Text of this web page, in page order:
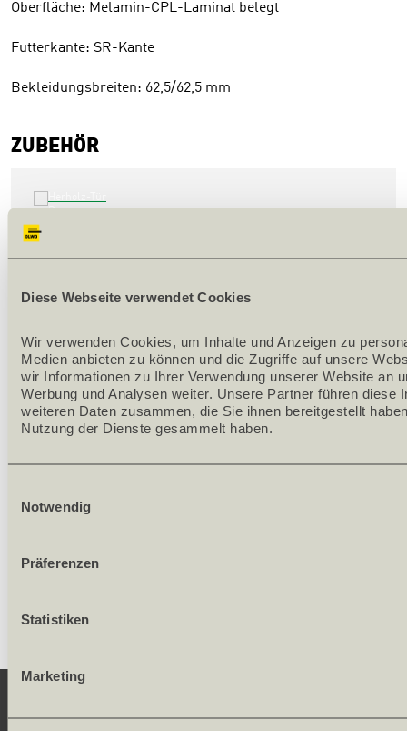
Diese Webseite verwendet Cookies
Wir verwenden Cookies, um Inhalte und Anzeigen zu
Medien anbieten zu können und die Zugriffe auf unsere
wir Informationen zu Ihrer Verwendung unserer Website an
Werbung und Analysen weiter. Unsere Partner führen diese
weiteren Daten zusammen, die Sie ihnen bereitgestellt
Nutzung der Dienste gesammelt haben.
Notwendig
Präferenzen
Statistiken
Marketing
Oberfläche: Melamin-CPL-Laminat belegt
Futterkante: SR-Kante
Bekleidungsbreiten: 62,5/62,5 mm
ZUBEHÖR
HERHOLZ-TÜR DECORA VALEUR TAUPE CPL
142588
Stärke [mm] 40
Länge [mm] 2010
Breite [mm] 700
Bandseite rechts
Dekor Decora Valeur taupe